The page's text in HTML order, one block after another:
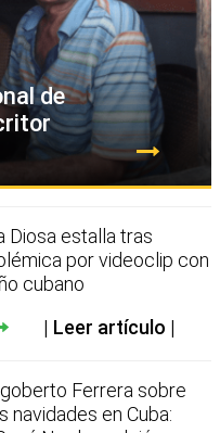
de
Diosa estalla tras
por videoclip con
cubano
Leer artículo
Ferrera sobre
navidades en Cuba: